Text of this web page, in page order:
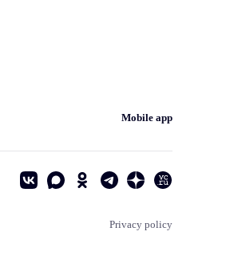
Mobile app
Privacy policy